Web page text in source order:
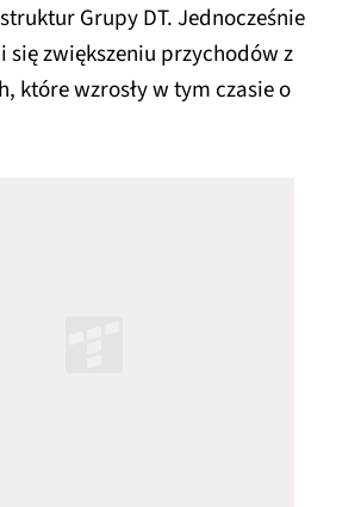
Grupy DT. Jednocześnie
zwiększeniu przychodów z
które wzrosły w tym czasie o